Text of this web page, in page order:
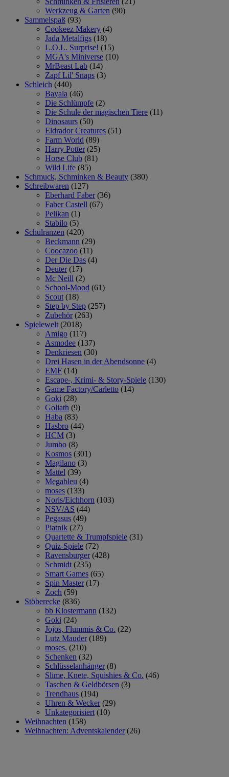
Werkzeug & Garten (90)
Sammelspaß (93)
Cookeez Makery (4)
Jada Metalfigs (18)
L.O.L. Surprise! (15)
MGA's Miniverse (10)
MrBeast Lab (14)
Zapf Lil' Snaps (3)
Schleich (440)
Bayala (46)
Die Schlümpfe (2)
Die Schule der magischen Tiere (11)
Dinosaurs (50)
Eldrador Creatures (51)
Farm World (89)
Harry Potter (25)
Horse Club (81)
Wild Life (85)
Schmuck, Schminken & Beauty (380)
Schreibwaren (127)
Eberhard Faber (36)
Faber Castell (67)
Pelikan (1)
Stabilo (5)
Schulranzen (420)
Beckmann (29)
Coocazoo (11)
Der Die Das (4)
Deuter (17)
Mc Neill (2)
School-Mood (61)
Scout (18)
Step by Step (257)
Zubehör (263)
Spielewelt (2018)
Amigo (117)
Asmodee (137)
Denkriesen (30)
Drei Hasen in der Abendsonne (4)
EMF (14)
Escape-, Krimi- & Story-Spiele (130)
Game Factory/Carletto (14)
Goki (28)
Goliath (9)
Haba (83)
Hasbro (44)
HCM (3)
Jumbo (8)
Kosmos (301)
Magilano (3)
Mattel (39)
Megableu (4)
moses (133)
Noris/Eichhorn (103)
NSV/AS (44)
Pegasus (49)
Piatnik (27)
Quartette & Trumpfspiele (31)
Quiz-Spiele (72)
Ravensburger (428)
Schmidt (235)
Smart Games (65)
Spin Master (17)
Zoch (59)
Stöberecke (836)
bb Klostermann (132)
Goki (24)
Jojos, Flummis & Co. (22)
Lutz Mauder (189)
moses. (210)
Schenken (32)
Schlüsselanhänger (8)
Slime, Knete, Squishies & Co. (46)
Taschen & Geldbörsen (3)
Trendhaus (194)
Uhren & Wecker (29)
Unkategorisiert (10)
Weihnachten (158)
Weihnachten: Adventskalender (26)